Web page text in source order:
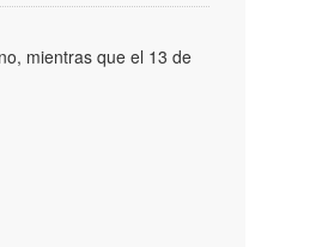
mientras que el 13 de